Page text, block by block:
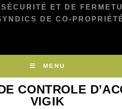
ET DE
DE CO-
MENU
CONTROLE
VIGIK